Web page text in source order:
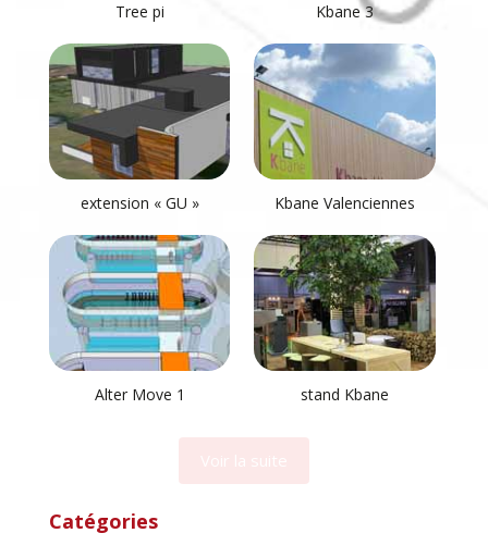
Tree pi Kbane 3
extension « GU » Kbane Valenciennes
Alter Move 1 stand Kbane
Catégories